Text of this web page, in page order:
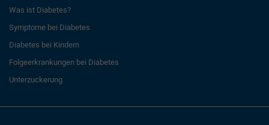
Was ist Diabetes?
Symptome bei Diabetes
Diabetes bei Kindern
Folgeerkrankungen bei Diabetes
Unterzuckerung